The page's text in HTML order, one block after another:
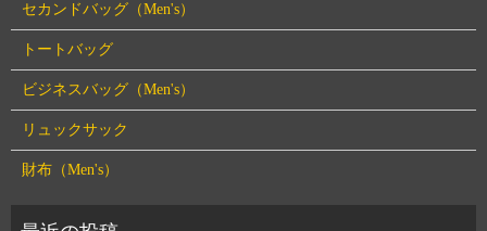
セカンドバッグ（Men's）
トートバッグ
ビジネスバッグ（Men's）
リュックサック
財布（Men's）